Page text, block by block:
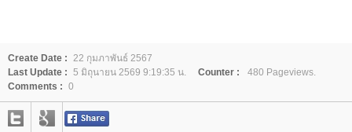
Create Date : 22 กุมภาพันธ์ 2567
Last Update : 5 มิถุนายน 2569 9:19:35 น. Counter :
480 Pageviews.
Comments : 0